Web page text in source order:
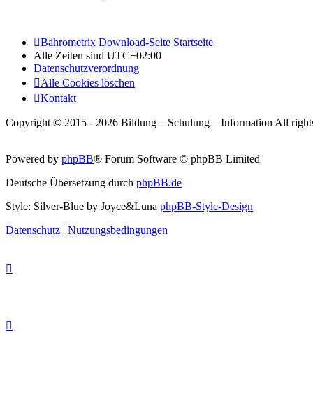
Bahrometrix Download-Seite Startseite
Alle Zeiten sind UTC+02:00
Datenschutzverordnung
Alle Cookies löschen
Kontakt
Copyright © 2015 - 2026 Bildung – Schulung – Information All
Powered by phpBB® Forum Software © phpBB Limited
Deutsche Übersetzung durch phpBB.de
Style: Silver-Blue by Joyce&Luna phpBB-Style-Design
Datenschutz | Nutzungsbedingungen